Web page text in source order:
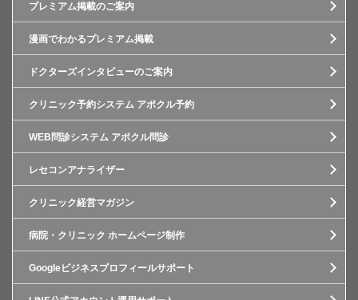
プレミアム掲載のご案内
漫画でわかるプレミアム掲載
ドクターズインタビューのご案内
クリニック予約システム アポクル予約
WEB問診システム アポクル問診
レセコンアナライザー
クリニック経営マガジン
病院・クリニック ホームページ制作
Googleビジネスプロフィールサポート